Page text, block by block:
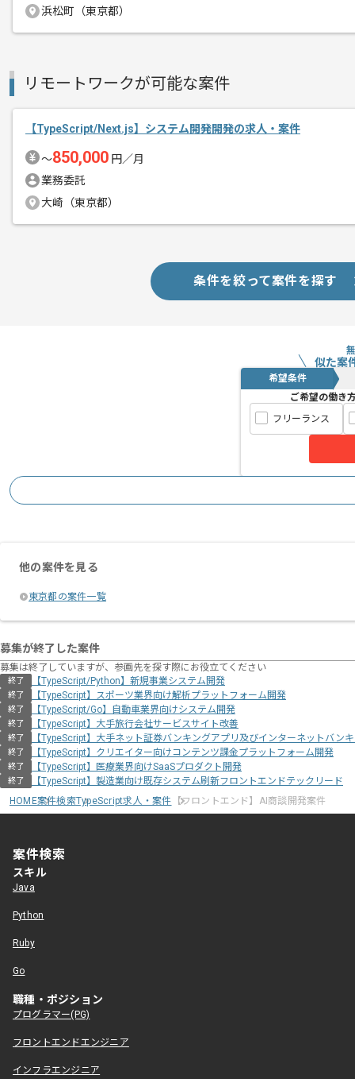
浜松町（東京都）
リモートワークが可能な案件
【TypeScript/Next.js】システム開発開発の求人・案件
〜850,000 円／月
業務委託
大崎（東京都）
条件を絞って案件を探す
似た案
希望条件
ご希望の働き
フリーランス
他の案件を見る
東京都の案件一覧
募集が終了した案件
募集は終了していますが、参画先を探す際にお役立てください
終了 【TypeScript/Python】新規事業システム開発
終了 【TypeScript】スポーツ業界向け解析プラットフォーム開発
終了 【TypeScript/Go】自動車業界向けシステム開発
終了 【TypeScript】大手旅行会社サービスサイト改善
終了 【TypeScript】大手ネット証券バンキングアプリ及びインターネットバン
終了 【TypeScript】クリエイター向けコンテンツ課金プラットフォーム開発
終了 【TypeScript】医療業界向けSaaSプロダクト開発
終了
【TypeScript】製造業向け既存システム刷新フロントエンドテックリード
HOME案件検索TypeScript求人・案件 【フロントエンド】AI商談開発案件
案件検索
スキル
Java
Python
Ruby
Go
職種・ポジション
プログラマー(PG)
フロントエンドエンジニア
インフラエンジニア